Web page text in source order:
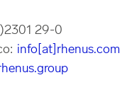
29-0
info[at]rhenus.com